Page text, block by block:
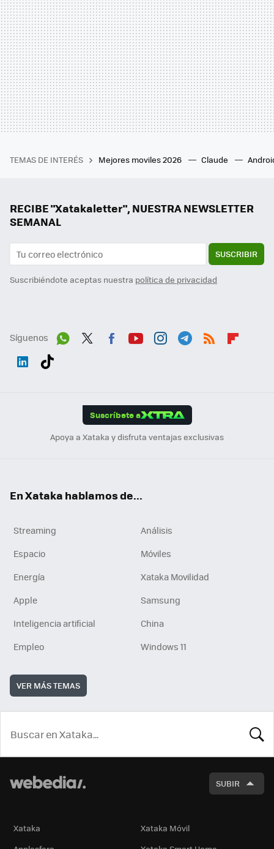
TEMAS DE INTERÉS Mejores moviles 2026 Claude
RECIBE "Xatakaletter", NUESTRA NEWSLETTER
SEMANAL
SUSCRIBIR
Suscribiéndote aceptas nuestra política de privacidad
Síguenos
Suscríbete a
Apoya a Xataka y disfruta ventajas exclusivas
En Xataka hablamos de...
Streaming
Análisis
Espacio
Móviles
Energía
Xataka Movilidad
Apple
Samsung
Inteligencia artificial
China
Empleo
Windows 11
VER MÁS TEMAS
SUBIR
Xataka
Xataka Móvil